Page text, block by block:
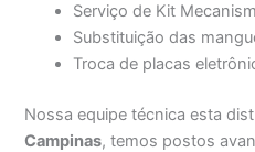
Serviço de Kit
Substituição das
Troca de placas
Nossa equipe técnica esta
Campinas, temos postos